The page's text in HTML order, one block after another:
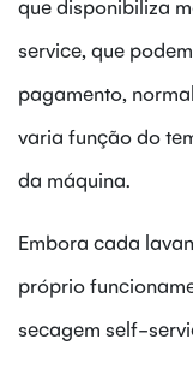
que disponibiliza
service, que
pagamento,
varia função do
da máquina.
Embora cada
próprio
secagem self-